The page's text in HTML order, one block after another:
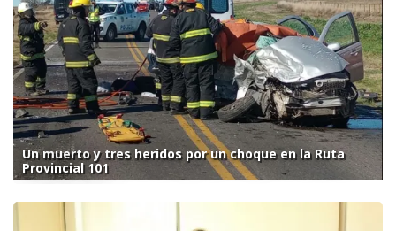
Un muerto y tres heridos por un choque en la Ruta
Provincial 101